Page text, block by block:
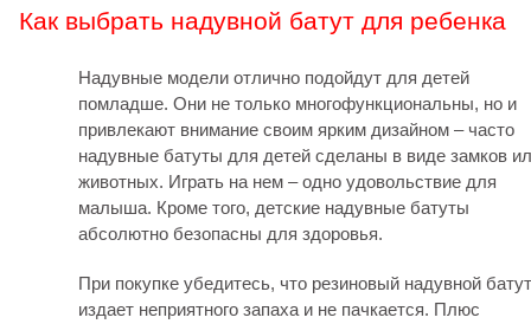
Как выбрать надувной батут для ребенка
Надувные модели отлично подойдут для детей
помладше. Они не только многофункциональны, но и
привлекают внимание своим ярким дизайном – часто
надувные батуты для детей сделаны в виде замков
животных. Играть на нем – одно удовольствие для
малыша. Кроме того, детские надувные батуты
абсолютно безопасны для здоровья.
При покупке убедитесь, что резиновый надувной
издает неприятного запаха и не пачкается. Плюс